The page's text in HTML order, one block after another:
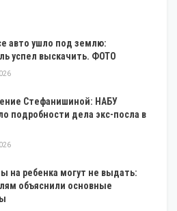
авто ушло под землю:
успел выскачить. ФОТО
Стефанишиной: НАБУ
подробности дела экс-посла в
на ребенка могут не выдать:
объяснили основные